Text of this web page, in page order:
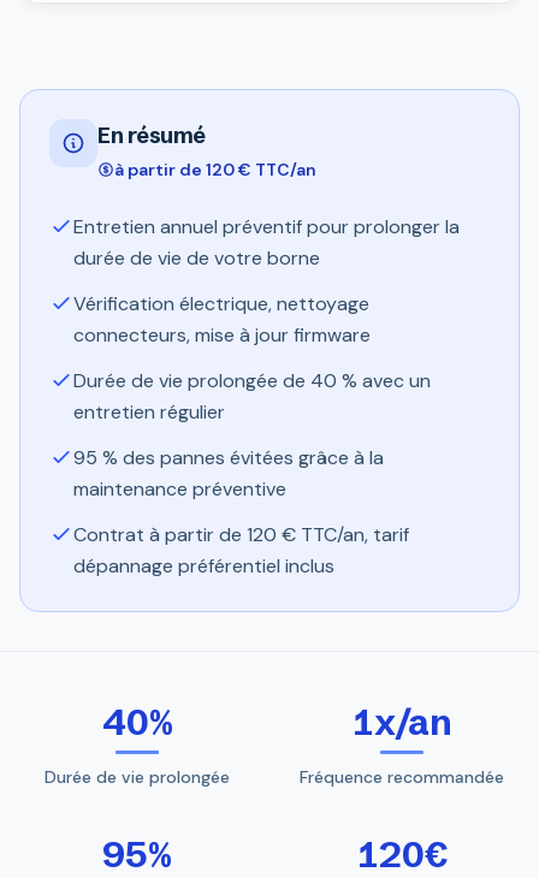
En résumé
à partir de 120 € TTC/an
Entretien annuel préventif pour prolonger la
durée de vie de votre borne
Vérification électrique, nettoyage
connecteurs, mise à jour firmware
Durée de vie prolongée de 40 % avec un
entretien régulier
95 % des pannes évitées grâce à la
maintenance préventive
Contrat à partir de 120 € TTC/an, tarif
dépannage préférentiel inclus
40%
Durée de vie prolongée
1x/an
Fréquence recommandée
95% 120€